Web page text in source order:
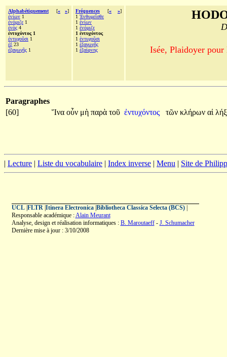
Alphabétiquement [« »]
ἐνίων 1
ἐνόμιζε 1
ἑνὸς 4
ἐντυχόντος 1
ἐντυχοῦσι 1
ἐξ 23
ἐξαγωγῆς 1
Fréquences [« »]
1 Ἐνθυμεῖσθε
1 ἐνίων
1 ἐνόμιζε
1 ἐντυχόντος
1 ἐντυχοῦσι
1 ἐξαγωγῆς
1 ἐξαίφνης Isée, Plaidoyer pour
Paragraphes
[60]
Ἵνα οὖν μὴ παρὰ τοῦ ἐντυχόντος τῶν κλήρων αἱ
| Lecture | Liste du vocabulaire | Index inverse | Menu | Site de
UCL| FLTR| Itinera Electronica| Bibliotheca Classica Selecta (BCS)|
Responsable académique :Alain Meurant
Analyse, design et réalisation informatiques : B. Maroutaeff- J. Schumacher
Dernière mise à jour : 3/10/2008